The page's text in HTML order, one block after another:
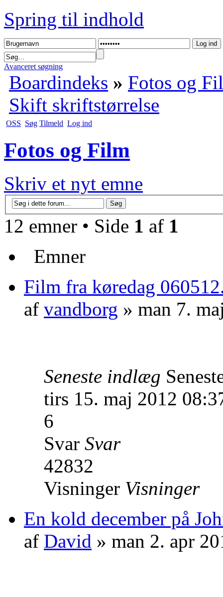
Spring til indhold
Avanceret søgning
Boardindeks » Fotos og
Skift skriftstørrelse
OSS Søg Tilmeld Log ind
Fotos og Film
Skriv et nyt emne
12 emner • Side 1 af 1
Emner
Film fra køredag
af vandborg » man 7.
Seneste indlæg
tirs 15. maj 2012
6
Svar Svar
42832
Visninger Visninger
En kold december på
af David » man 2. apr